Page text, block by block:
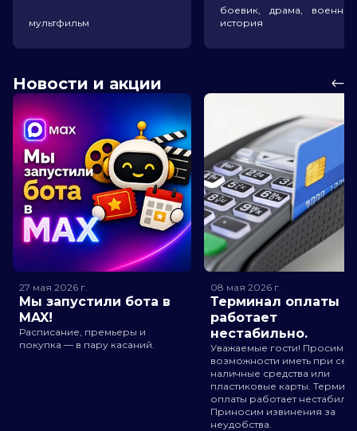
мультфильм
боевик, драма,
история
Новости и акции
27 мая 2026 г.
Мы запустили бота в
MAX!
Расписание, премьеры и
покупка — в пару касаний.
08 мая 2026 г.
Терминал оплаты
работает
нестабильно.
Уважаемые гости! Просим
возможности иметь при
наличные средства или
пластиковые карты.
оплаты работает
Приносим извинения за
неудобства.